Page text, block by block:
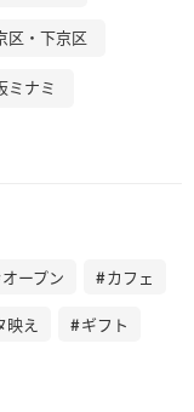
区・下京区
ミナミ
オープン カフェ
映え ギフト